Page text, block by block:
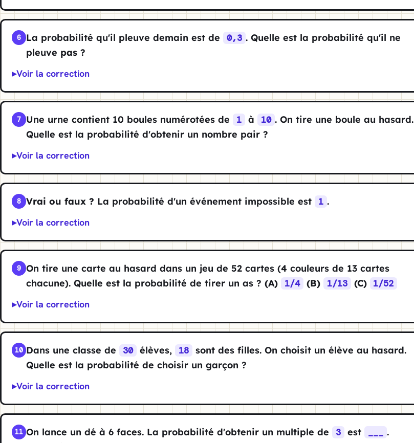
6 La probabilité qu'il pleuve demain est de 0,3 . Quelle est la probabilité qu'il ne
pleuve pas ?
Voir la correction
7 Une urne contient 10 boules numérotées de 1 à 10 . On tire une boule au hasard.
Quelle est la probabilité d'obtenir un nombre pair ?
Voir la correction
8 Vrai ou faux ? La probabilité d'un événement impossible est 1 .
Voir la correction
9
On tire une carte au hasard dans un jeu de 52 cartes (4 couleurs de 13 cartes
chacune). Quelle est la probabilité de tirer un as ?(A) 1/4 (B) 1/13 (C) 1/52
Voir la correction
10 Dans une classe de 30 élèves, 18
sont des filles. On choisit un élève au hasard.
Quelle est la probabilité de choisir un garçon ?
Voir la correction
11 On lance un dé à 6 faces. La probabilité d'obtenir un multiple de 3 est ___ .